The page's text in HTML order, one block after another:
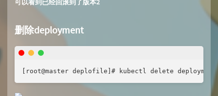
删除deployment
[root@master deplofile]# kubectl delete